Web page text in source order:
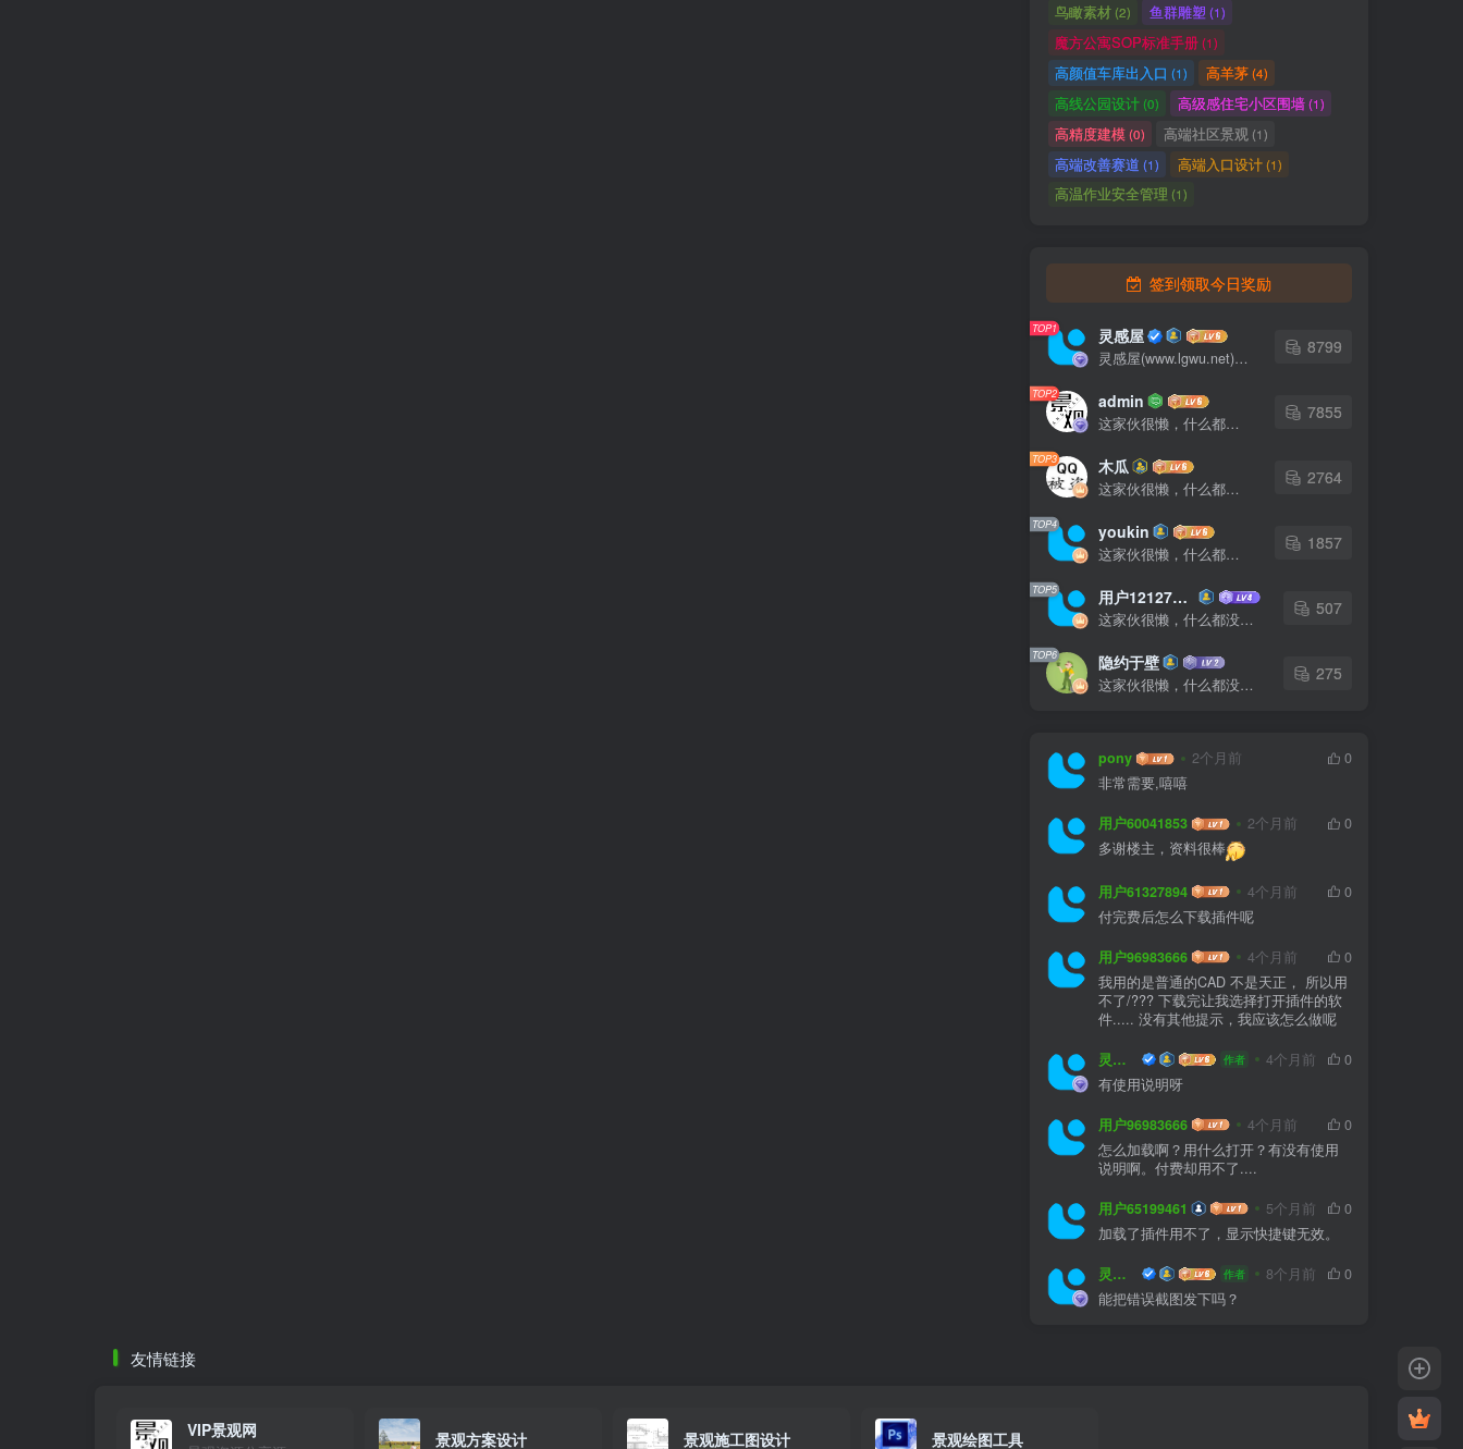
鸟瞰素材 (2) 鱼群雕塑 (1)
魔方公寓SOP标准手册(1)
高颜值车库出入口 (1) 高羊茅(4)
高线公园设计(0) 高级感住宅小区围墙(1)
高精度建模(0) 高端社区景观 (1)
高端改善赛道 (1) 高端入口设计(1)
高温作业安全管理 (1)
签到领取今日奖励
TOP1 灵感屋
灵感屋(www.lgwu.net)尽可能为每一位设计师提供更全面、更精致、更具有创意感的设计素材。努力成为景观设计师展示实力和互相学习的优质网络资源发布平台。
8799
TOP2 admin
这家伙很懒，什么都没有写...
7855
TOP3 木瓜
这家伙很懒，什么都没有写...
2764
TOP4 youkin
这家伙很懒，什么都没有写...
1857
TOP5 用户12127023
这家伙很懒，什么都没有写...
507
TOP6 隐约于壁
这家伙很懒，什么都没有写...
275
pony 2个月前
0
非常需要,嘻嘻
用户60041853 2个月前
0
多谢楼主，资料很棒
用户61327894 4个月前
0
付完费后怎么下载插件呢
用户96983666 4个月前
0
我用的是普通的CAD 不是天正， 所以用
不了/??? 下载完让我选择打开插件的软
件..... 没有其他提示，我应该怎么做呢
灵感屋 作者 4个月前
0
有使用说明呀
用户96983666 4个月前
0
怎么加载啊？用什么打开？有没有使用
说明啊。付费却用不了....
用户65199461 5个月前
0
加载了插件用不了，显示快捷键无效。
灵感屋 作者 8个月前
0
能把错误截图发下吗？
友情链接
VIP景观网 景观方案设计 景观施工图设计 景观绘图工具